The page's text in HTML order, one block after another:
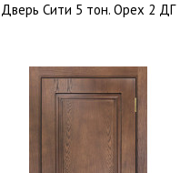
Дверь Сити 5 тон. Орех 2 ДГ